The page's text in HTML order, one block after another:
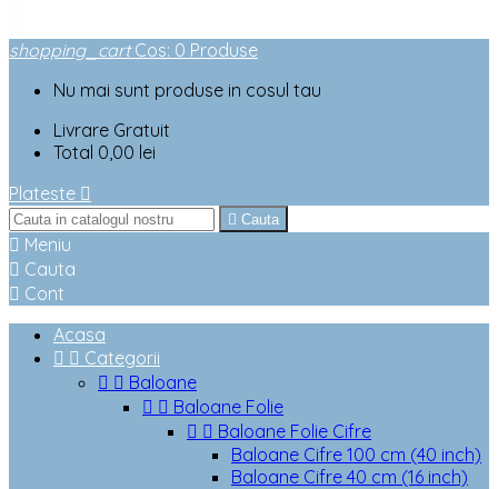
shopping_cart Cos: 0 Produse
Nu mai sunt produse in cosul tau
Livrare Gratuit
Total 0,00 lei
Plateste 
 Cauta
 Meniu
 Cauta
 Cont
Acasa
  Categorii
  Baloane
  Baloane Folie
  Baloane Folie Cifre
Baloane Cifre 100 cm (40 inch)
Baloane Cifre 40 cm (16 inch)